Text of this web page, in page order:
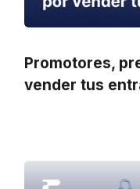
Promotores,
vender tus